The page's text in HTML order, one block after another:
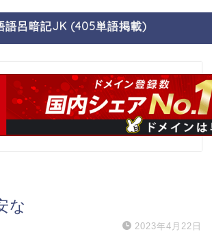
語呂暗記JK (405単語掲載)
な
2023年4月22日